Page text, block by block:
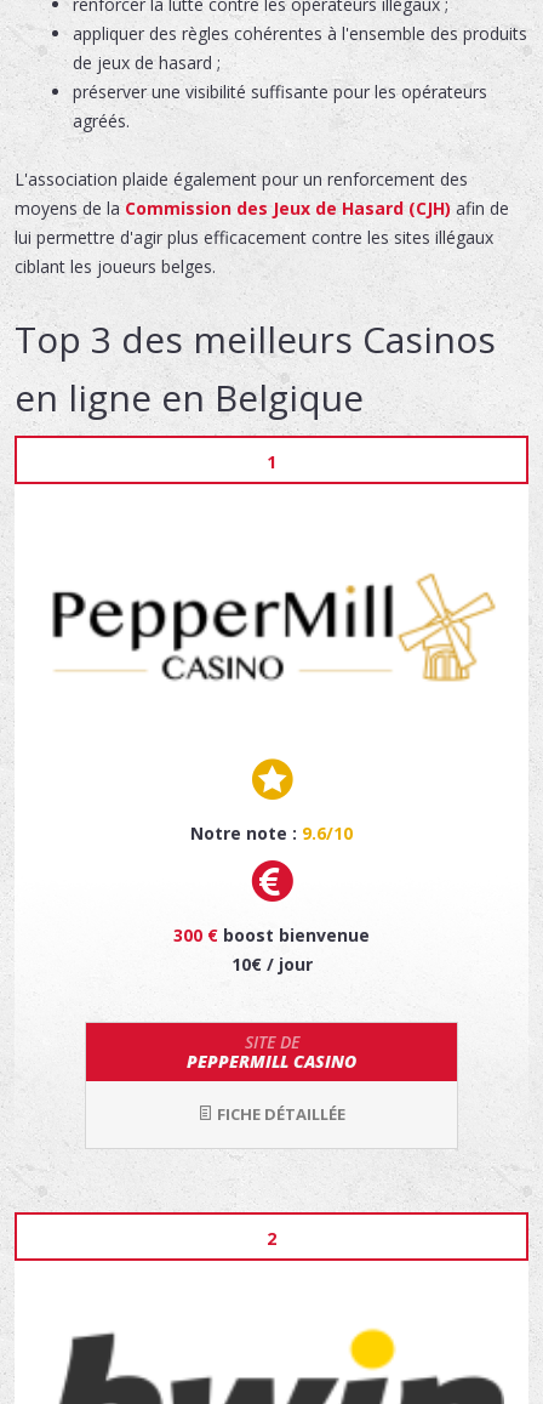
appliquer des règles cohérentes à l'ensemble des produits
de jeux de hasard ;
préserver une visibilité suffisante pour les opérateurs
agréés.
L'association plaide également pour un renforcement des
moyens de laCommission des Jeux de Hasard (CJH) afin de
lui permettre d'agir plus efficacement contre les sites illégaux
ciblant les joueurs belges.
Top 3 des meilleurs Casinos
en ligne en Belgique
1
Notre note : 9.6/10
300 € boost bienvenue
10€ / jour
SITE DE
PEPPERMILL CASINO
FICHE DÉTAILLÉE
2